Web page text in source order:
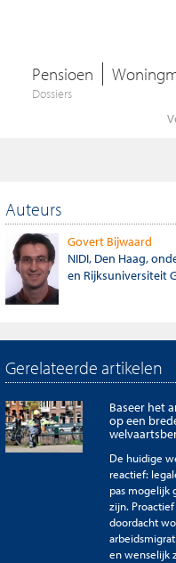
Pensioen
Dossiers
Auteurs
Govert Bijwaard
NIDI, Den Haag,
en Rijksuniversiteit
Gerelateerde artikelen
Baseer het
op een
De huidige
reactief:
pas mogelijk
zijn.
doordacht
en wenselijk